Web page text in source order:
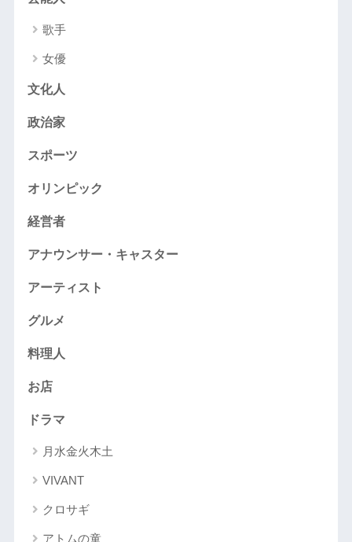
歌手
女優
文化人
政治家
スポーツ
オリンピック
経営者
アナウンサー・キャスター
アーティスト
グルメ
料理人
お店
ドラマ
月水金火木土
VIVANT
クロサギ
アトムの童